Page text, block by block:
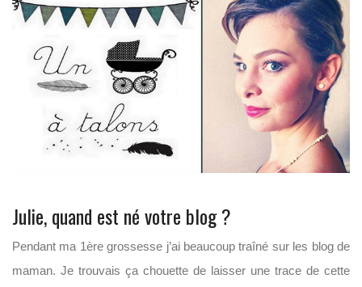
Julie, quand est né votre blog ?
Pendant ma 1ère grossesse j’ai beaucoup traîné sur les blog de
maman. Je trouvais ça chouette de laisser une trace de cette